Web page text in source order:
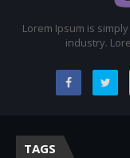
Lorem Ipsum is
industry.
TAGS